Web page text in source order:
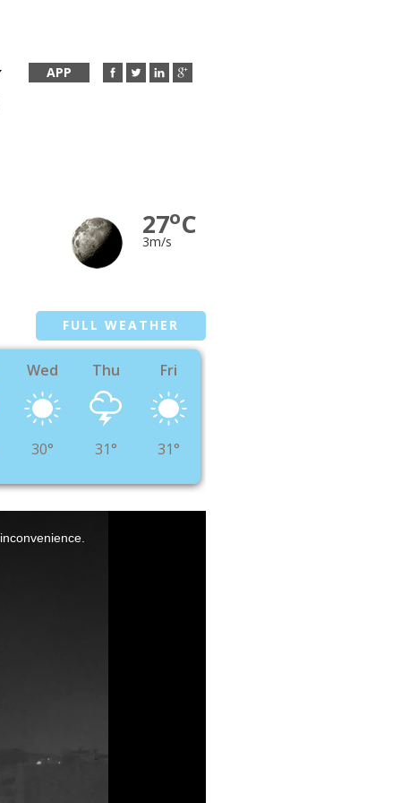
APP
27oC
3m/s
FULL WEATHER
Wed
30°
Thu
31°
Fri
31°